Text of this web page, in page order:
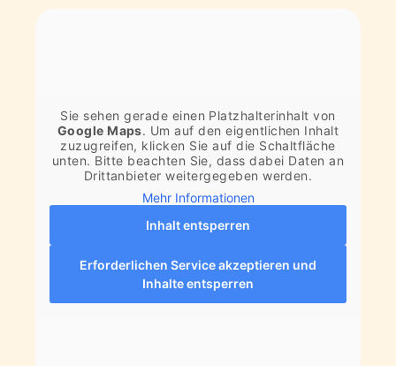
Sie sehen gerade einen Platzhalterinhalt von
Google Maps. Um auf den eigentlichen Inhalt
zuzugreifen, klicken Sie auf die Schaltfläche
unten. Bitte beachten Sie, dass dabei Daten an
Drittanbieter weitergegeben werden.
Mehr Informationen
Inhalt entsperren
Erforderlichen Service akzeptieren und
Inhalte entsperren